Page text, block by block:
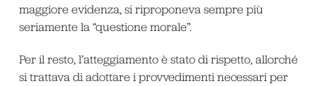
maggiore evidenza, si riproponeva sempre più
seriamente la “questione morale”.
Per il resto, l’atteggiamento è stato di rispetto, allorché
si trattava di adottare i provvedimenti necessari per